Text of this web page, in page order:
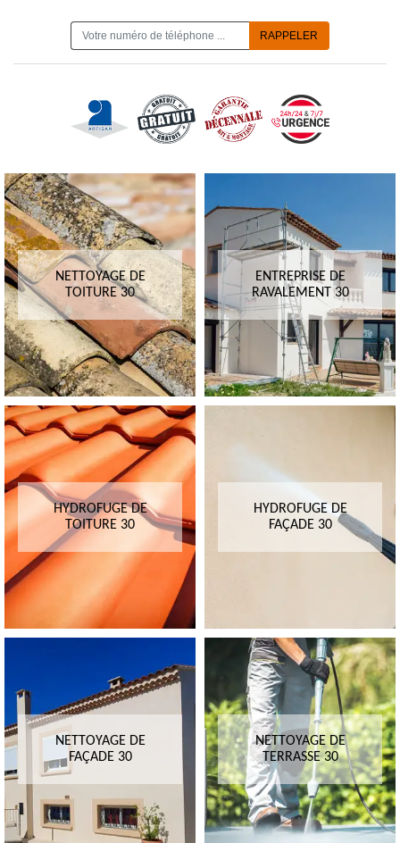
NETTOYAGE DE
TOITURE 30
ENTREPRISE DE
RAVALEMENT 30
HYDROFUGE DE
TOITURE 30
HYDROFUGE DE
FAÇADE 30
NETTOYAGE DE
FAÇADE 30
NETTOYAGE DE
TERRASSE 30